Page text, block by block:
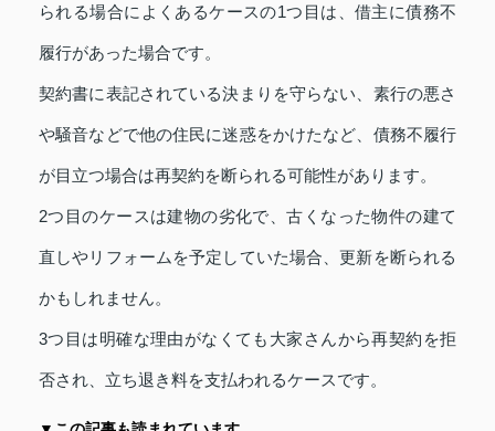
られる場合によくあるケースの1つ目は、借主に債務不
履行があった場合です。
契約書に表記されている決まりを守らない、素行の悪さ
や騒音などで他の住民に迷惑をかけたなど、債務不履行
が目立つ場合は再契約を断られる可能性があります。
2つ目のケースは建物の劣化で、古くなった物件の建て
直しやリフォームを予定していた場合、更新を断られる
かもしれません。
3つ目は明確な理由がなくても大家さんから再契約を拒
否され、立ち退き料を支払われるケースです。